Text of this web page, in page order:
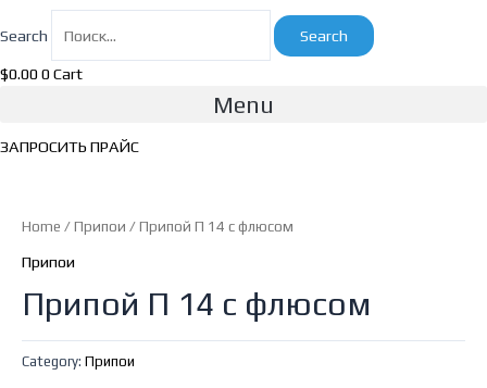
Search Search
$0.00 0 Cart
Menu
ЗАПРОСИТЬ ПРАЙС
Home /Припои / Припой П 14 с флюсом
Припои
Припой П 14 с флюсом
Category: Припои